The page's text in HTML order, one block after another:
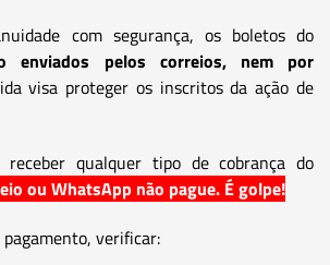
com segurança, os boletos do
enviados pelos correios, nem por
visa proteger os inscritos da ação de
qualquer tipo de cobrança do
ou WhatsApp não pague. É golpe!
verificar: